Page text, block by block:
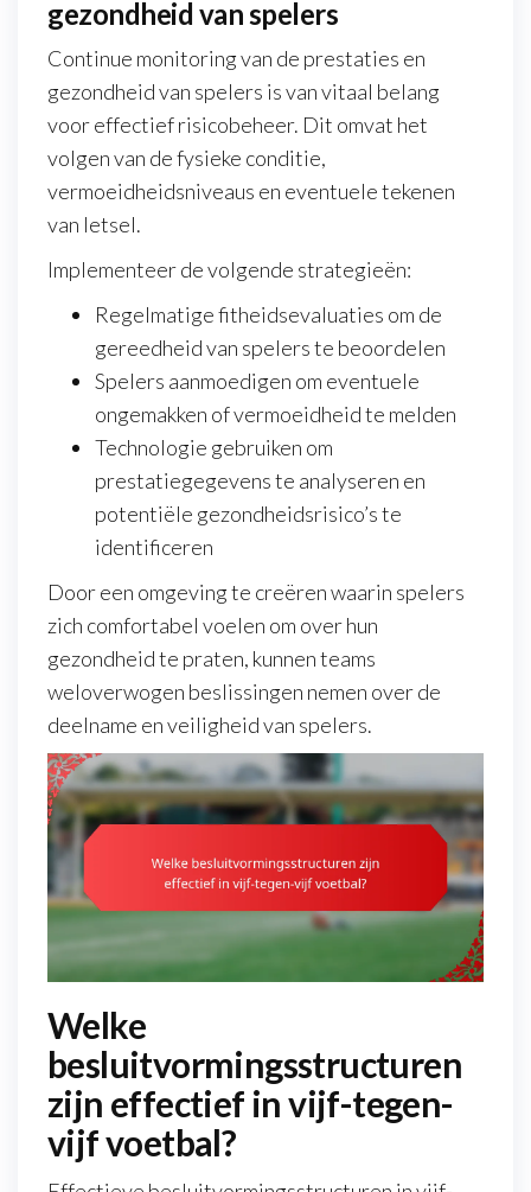
gezondheid van spelers
Continue monitoring van de prestaties en
gezondheid van spelers is van vitaal belang
voor effectief risicobeheer. Dit omvat het
volgen van de fysieke conditie,
vermoeidheidsniveaus en eventuele tekenen
van letsel.
Implementeer de volgende strategieën:
Regelmatige fitheidsevaluaties om de
gereedheid van spelers te beoordelen
Spelers aanmoedigen om eventuele
ongemakken of vermoeidheid te melden
Technologie gebruiken om
prestatiegegevens te analyseren en
potentiële gezondheidsrisico’s te
identificeren
Door een omgeving te creëren waarin spelers
zich comfortabel voelen om over hun
gezondheid te praten, kunnen teams
weloverwogen beslissingen nemen over de
deelname en veiligheid van spelers.
Welke
besluitvormingsstructuren
zijn effectief in vijf-tegen-
vijf voetbal?